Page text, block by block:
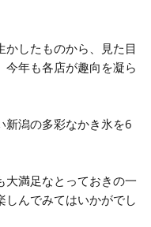
したものから、見た目
年も各店が趣向を凝ら
新潟の多彩なかき氷を6
大満足なとっておきの一
んでみてはいかがでし